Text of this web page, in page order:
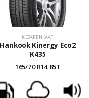
KESÄRENKAAT
Hankook Kinergy Eco2
K435
165/70 R14 85T